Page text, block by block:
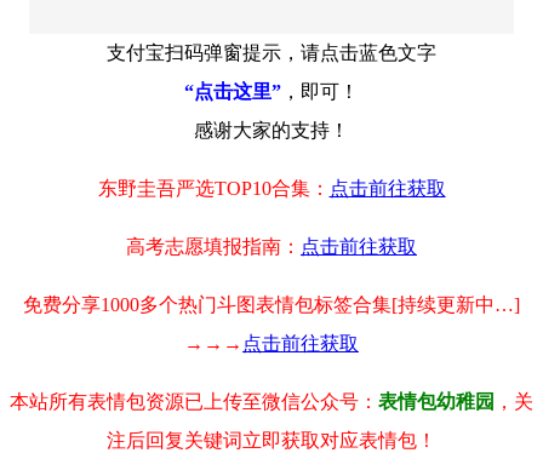
支付宝扫码弹窗提示，请点击蓝色文字
“点击这里” ，即可！
感谢大家的支持！
东野圭吾严选TOP10合集： 点击前往获取
高考志愿填报指南： 点击前往获取
免费分享1000多个热门斗图表情包标签合集[持续更新中…]
→→→ 点击前往获取
本站所有表情包资源已上传至微信公众号： 表情包幼稚园 ，关
注后回复关键词立即获取对应表情包！